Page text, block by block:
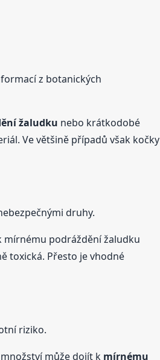
z botanických
žaludku nebo krátkodobé
Ve většině případů však kočky
druhy.
mírnému podráždění žaludku
toxická. Přesto je vhodné
riziko.
může dojít k mírnému